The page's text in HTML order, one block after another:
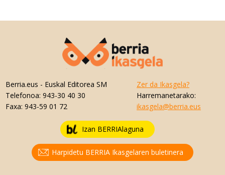
Berria.eus - Euskal Editorea SM
Telefonoa: 943-30 40 30
Faxa: 943-59 01 72
Zer da Ikasgela?
Harremanetarako:
ikasgela@berria.eus
Izan BERRIAlaguna
Harpidetu BERRIA Ikasgelaren buletinera